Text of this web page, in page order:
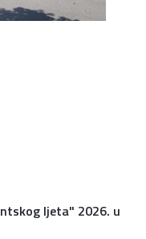
ljeta" 2026. u